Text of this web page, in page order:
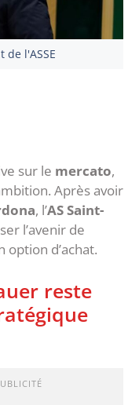
l'ASSE
sur le mercato,
Après avoir
, l’AS Saint-
l’avenir de
option d’achat.
reste